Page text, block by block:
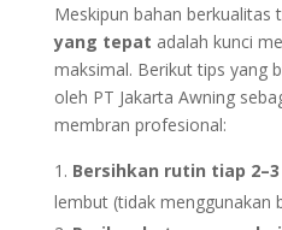
Meskipun bahan berkualitas
yang tepat adalah kunci
maksimal. Berikut tips yang
oleh PT Jakarta Awning
membran profesional:
Bersihkan rutin tiap
lembut (tidak menggunakan